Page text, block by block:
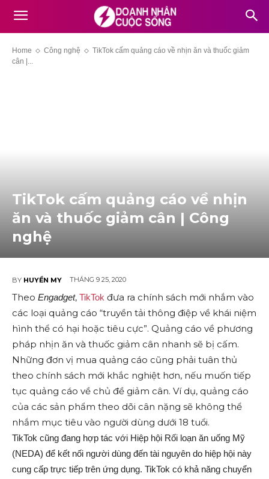
Home Công nghệ
TikTok cấm quảng cáo về nhịn ăn và thuốc giảm
cân |...
TikTok cấm quảng cáo về nhịn
ăn và thuốc giảm cân | Công
nghệ
BY HUYỀN MY THÁNG 9 25, 2020
Theo Engadget, TikTok đưa ra chính sách mới nhắm vào
các loại quảng cáo “truyền tải thông điệp về khái niệm
hình thể có hại hoặc tiêu cực”. Quảng cáo về phương
pháp nhịn ăn và thuốc giảm cân nhanh sẽ bị cấm.
Những đơn vị mua quảng cáo cũng phải tuân thủ
theo chính sách mới khắc nghiệt hơn, nếu muốn tiếp
tục quảng cáo về chủ đề giảm cân. Ví dụ, quảng cáo
của các sản phẩm theo dõi cân nặng sẽ không thể
nhắm mục tiêu vào người dùng dưới 18 tuổi.
TikTok cũng đang hợp tác với Hiệp hội Rối loạn ăn uống Mỹ
(NEDA) để kết nối người dùng đến tài nguyên do hiệp hội này
cung cấp trực tiếp trên ứng dụng. TikTok có khả năng chuyển